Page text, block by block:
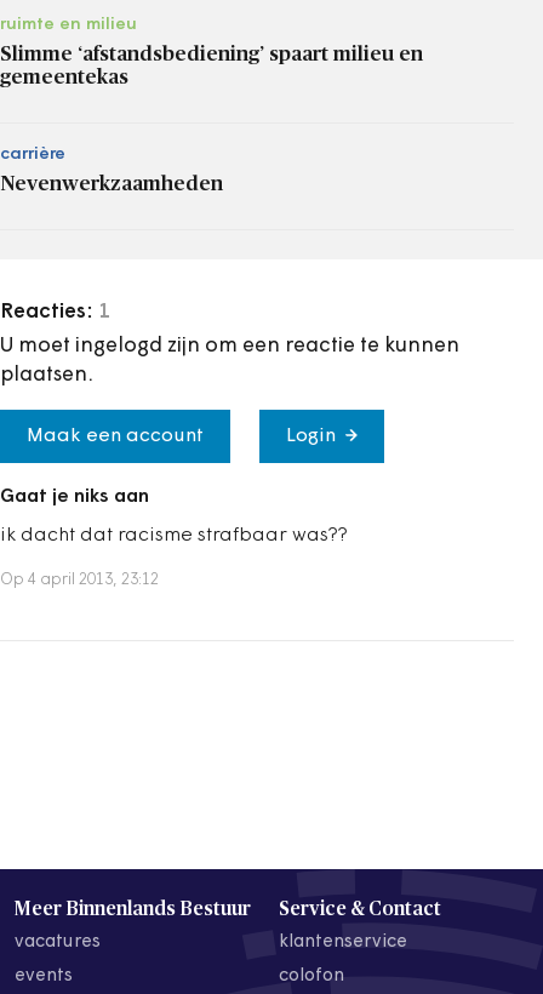
ruimte en milieu
Slimme ‘afstandsbediening’ spaart milieu en
gemeentekas
carrière
Nevenwerkzaamheden
Reacties: 1
U moet ingelogd zijn om een reactie te kunnen
plaatsen.
Maak een account Login
Gaat je niks aan
ik dacht dat racisme strafbaar was??
Op 4 april 2013, 23:12
Meer Binnenlands Bestuur
vacatures
events
Service & Contact
klantenservice
colofon